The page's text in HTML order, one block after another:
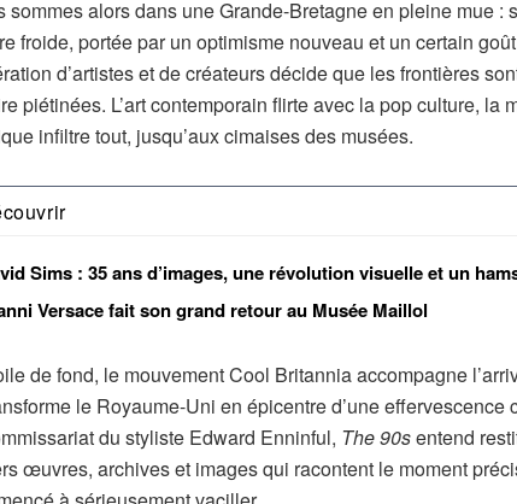
sommes alors dans une Grande-Bretagne en pleine mue :
froide, portée par un optimisme nouveau et un certain
d’artistes et de créateurs décide que les frontières
piétinées. L’art contemporain flirte avec la pop culture, la
infiltre tout, jusqu’aux cimaises des musées.
Sims : 35 ans d’images, une révolution visuelle et un
Versace fait son grand retour au Musée Maillol
de fond, le mouvement Cool Britannia accompagne
le Royaume-Uni en épicentre d’une
du styliste Edward Enninful, The 90sentend
œuvres, archives et images qui racontent le moment